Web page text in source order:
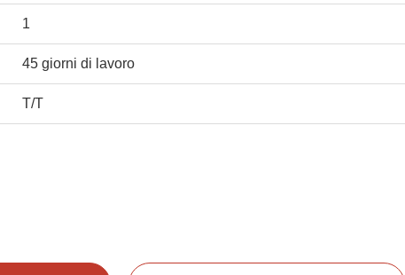
1
45 giorni di lavoro
T/T